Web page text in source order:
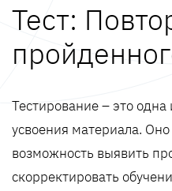
Тест:
Тестирование – это
усвоения материала.
возможность выявить
скорректировать